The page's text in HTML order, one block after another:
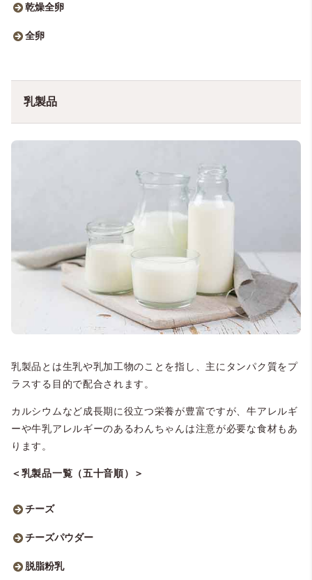
乾燥全卵
全卵
乳製品
乳製品とは生乳や乳加工物のことを指し、主にタンパク質をプ
ラスする目的で配合されます。
カルシウムなど成長期に役立つ栄養が豊富ですが、牛アレルギ
ーや牛乳アレルギーのあるわんちゃんは注意が必要な食材もあ
ります。
＜乳製品一覧（五十音順）＞
チーズ
チーズパウダー
脱脂粉乳